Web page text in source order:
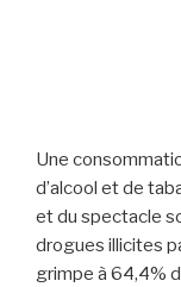
Une
d’alcool et de
et du spectacle
drogues illicites
grimpe à 64,4%